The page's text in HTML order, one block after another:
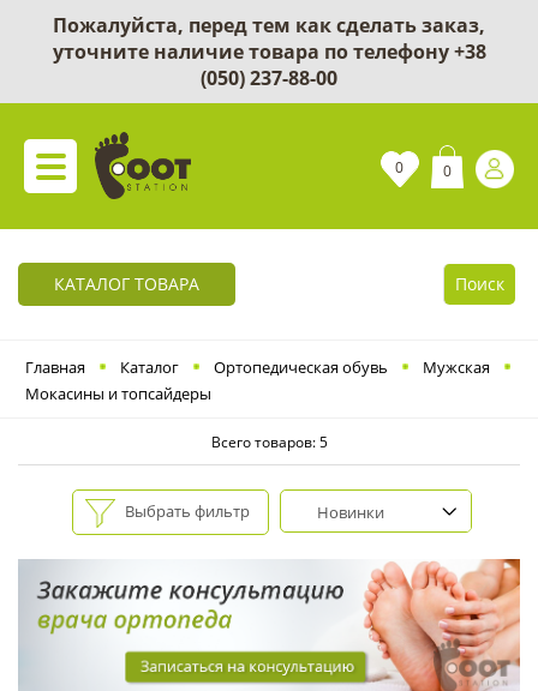
Пожалуйста, перед тем как сделать заказ,
уточните наличие товара по телефону+38
(050) 237-88-00
0 0
КАТАЛОГ ТОВАРА Поиск
Главная Каталог Ортопедическая обувь
Мужская
Мокасины и топсайдеры
Всего товаров: 5
Выбрать фильтр Новинки